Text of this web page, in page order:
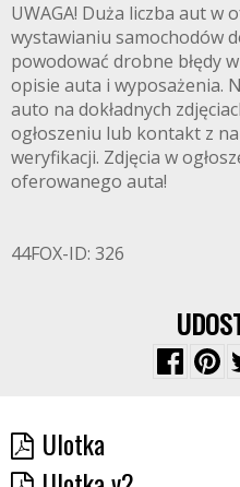
UWAGA! Duża liczba aut w
wystawianiu samochodów
powodować drobne błędy
opisie auta i wyposażenia.
auto na dokładnych
ogłoszeniu lub kontakt z
weryfikacji. Zdjęcia w
oferowanego auta!
44FOX-ID: 326
Ulotka